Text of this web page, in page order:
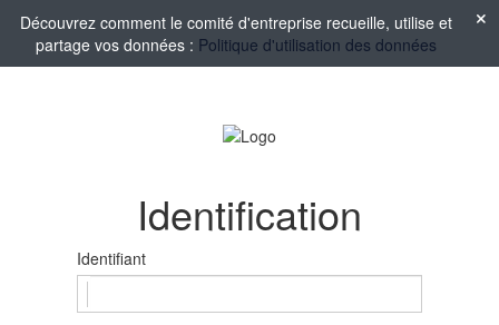
Découvrez comment le comité d'entreprise recueille, utilise et
partage vos données : Politique d'utilisation des données
Identification
Identifiant